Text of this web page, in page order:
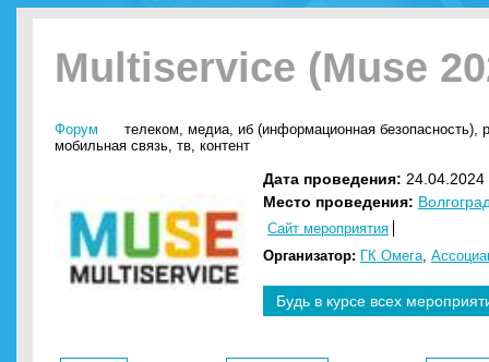
Multiservice (Muse
Форум телеком, медиа, иб (информационная безопасность),
мобильная связь, тв, контент
Дата проведения:
Место проведения:
Сайт мероприятия
Организатор: ГК Омега,
Будь в курсе всех